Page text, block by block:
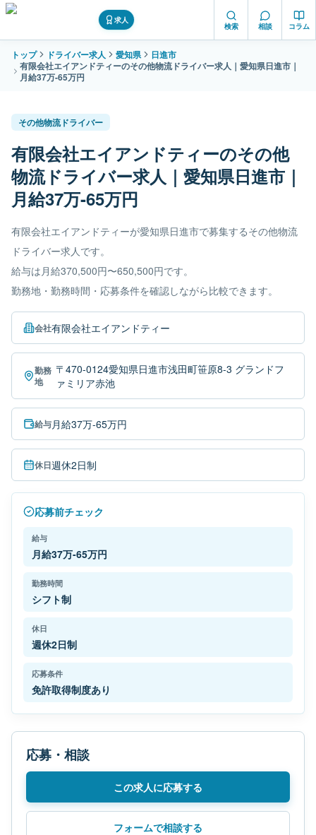
求人
検索 相談 コラム
トップ ドライバー求人 愛知県
日進市
有限会社エイアンドティーのその他物流ドライバー求人｜愛知県日進市｜
月給37万-65万円
その他物流ドライバー
有限会社エイアンドティーのその他
物流ドライバー求人｜愛知県日進市｜
月給37万-65万円
有限会社エイアンドティーが愛知県日進市で募集するその他物流
ドライバー求人です。
給与は月給370,500円〜650,500円です。
勤務地・勤務時間・応募条件を確認しながら比較できます。
会社有限会社エイアンドティー
勤務
地
〒470-0124愛知県日進市浅田町笹原8-3 グランドフ
ァミリア赤池
給与月給37万-65万円
休日週休2日制
応募前チェック
給与
月給37万-65万円
勤務時間
シフト制
休日
週休2日制
応募条件
免許取得制度あり
応募・相談
この求人に応募する
フォームで相談する